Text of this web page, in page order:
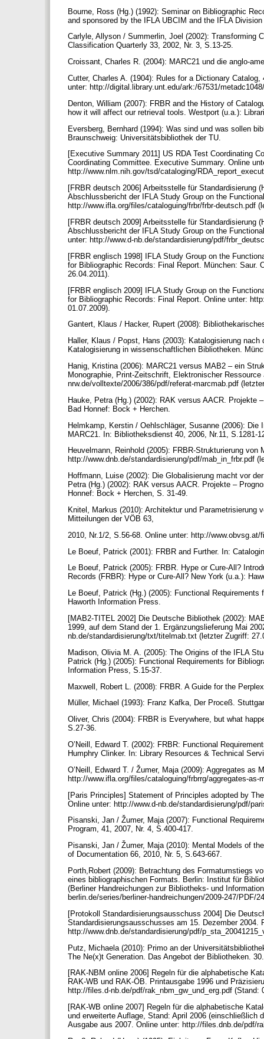
Bourne, Ross (Hg.) (1992): Seminar on Bibliographic
and sponsored by the IFLA UBCIM and the IFLA
Carlyle, Allyson / Summerlin, Joel (2002): Transforming
Classification Quarterly 33, 2002, Nr. 3, S.13-25.
Croissant, Charles R. (2004): MARC21 und die anglo-
Cutter, Charles A. (1904): Rules for a Dictionary
unter: http://digital.library.unt.edu/ark:/67531/
Denton, William (2007): FRBR and the History of
how it will affect our retrieval tools. Westport (u.a.):
Eversberg, Bernhard (1994): Was sind und was sollen
Braunschweig: Universitätsbibliothek der TU.
[Executive Summary 2011] US RDA Test Coordinating
Coordinating Committee. Executive Summary. Online
http://www.nlm.nih.gov/tsd/cataloging/
[FRBR deutsch 2006] Arbeitsstelle für Standardisierung
Abschlussbericht der IFLA Study Group on the
http://www.ifla.org/files/cataloguing/frbr/frbr-deutsch.pdf
[FRBR deutsch 2009] Arbeitsstelle für Standardisierung
Abschlussbericht der IFLA Study Group on the
unter: http://www.d-nb.de/standardisierung/pdf/
[FRBR englisch 1998] IFLA Study Group on the
for Bibliographic Records: Final Report. München:
26.04.2011).
[FRBR englisch 2009] IFLA Study Group on the
for Bibliographic Records: Final Report. Online unter:
01.07.2009).
Gantert, Klaus / Hacker, Rupert (2008):
Haller, Klaus / Popst, Hans (2003): Katalogisierung
Katalogisierung in wissenschaftlichen Bibliotheken.
Hanig, Kristina (2006): MARC21 versus MAB2 – ein
Monographie, Print-Zeitschrift, Elektronischer
nrw.de/volltexte/2006/386/pdf/referat-marcmab.pdf
Hauke, Petra (Hg.) (2002): RAK versus AACR. Projekte
Bad Honnef: Bock + Herchen.
Helmkamp, Kerstin / Oehlschläger, Susanne (2006):
MARC21. In: Bibliotheksdienst 40, 2006, Nr.11, S.1281-
Heuvelmann, Reinhold (2005): FRBR-Strukturierung
http://www.dnb.de/standardisierung/pdf/mab_in_frbr.pdf
Hoffmann, Luise (2002): Die Globalisierung macht vor
Petra (Hg.) (2002): RAK versus AACR. Projekte –
Honnef: Bock + Herchen, S. 31-49.
Knitel, Markus (2010): Architektur und
Mitteilungen der VÖB 63,
2010, Nr.1/2, S.56-68. Online unter: http://
Le Boeuf, Patrick (2001): FRBR and Further. In:
Le Boeuf, Patrick (2005): FRBR. Hype or Cure-All?
Records (FRBR): Hype or Cure-All? New York (u.a.):
Le Boeuf, Patrick (Hg.) (2005): Functional
Haworth Information Press.
[MAB2-TITEL 2002] Die Deutsche Bibliothek (2002):
1999, auf dem Stand der 1. Ergänzungslieferung Mai
nb.de/standardisierung/txt/titelmab.txt (letzter Zugriff:
Madison, Olivia M. A. (2005): The Origins of the IFLA
Patrick (Hg.) (2005): Functional Requirements for
Information Press, S.15-37.
Maxwell, Robert L. (2008): FRBR. A Guide for the
Müller, Michael (1993): Franz Kafka, Der Proceß.
Oliver, Chris (2004): FRBR is Everywhere, but what
S.27-36.
O’Neill, Edward T. (2002): FRBR: Functional
Humphry Clinker. In: Library Resources & Technical
O’Neill, Edward T. / Žumer, Maja (2009): Aggregates as
http://www.ifla.org/files/cataloguing/frbrrg/aggregates-
[Paris Principles] Statement of Principles adopted by
Online unter: http://www.d-nb.de/standardisierung/pdf/
Pisanski, Jan / Žumer, Maja (2007): Functional
Program, 41, 2007, Nr. 4, S.400-417.
Pisanski, Jan / Žumer, Maja (2010): Mental Models of
of Documentation 66, 2010, Nr. 5, S.643-667.
Porth,Robert (2009): Betrachtung des Formatumstiegs
eines bibliographischen Formats. Berlin: Institut für
(Berliner Handreichungen zur Bibliotheks- und
berlin.de/series/berliner-handreichungen/2009-247/PDF/
[Protokoll Standardisierungsausschuss 2004] Die
Standardisierungsausschusses am 15. Dezember 2004.
http://www.dnb.de/standardisierung/pdf/
Putz, Michaela (2010): Primo an der
The Ne(x)t Generation. Das Angebot der Bibliotheken.
[RAK-NBM online 2006] Regeln für die alphabetische
RAK-WB und RAK-ÖB. Printausgabe 1996 und
http://files.d-nb.de/pdf/rak_nbm_gw_und_erg.pdf (Stand:
[RAK-WB online 2007] Regeln für die alphabetische
und erweiterte Auflage, Stand: April 2006 (einschließlich
Ausgabe aus 2007. Online unter: http://files.dnb.de/pdf/